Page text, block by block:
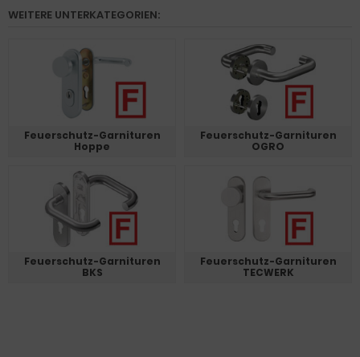
WEITERE UNTERKATEGORIEN:
Feuerschutz-Garnituren
Hoppe
Feuerschutz-Garnituren
OGRO
Feuerschutz-Garnituren
BKS
Feuerschutz-Garnituren
TECWERK